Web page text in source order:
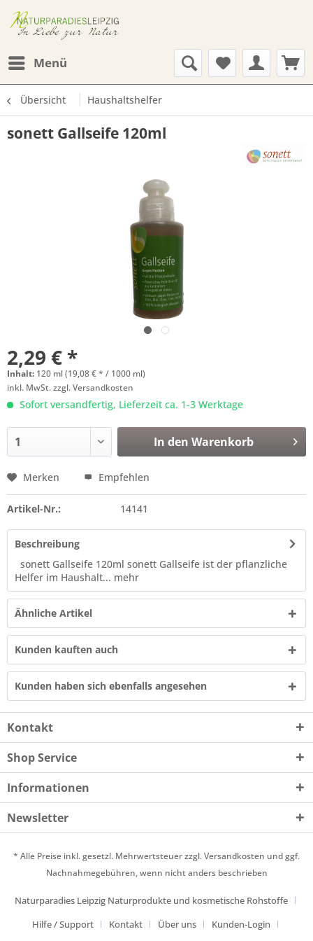
Menü
Übersicht Haushaltshelfer
sonett Gallseife 120ml
2,29 € *
Inhalt: 120 ml (19,08 € * / 1000 ml)
inkl. MwSt.zzgl. Versandkosten
Sofort versandfertig, Lieferzeit ca. 1-3 Werktage
In den Warenkorb
Merken Empfehlen
Artikel-Nr.: 14141
Beschreibung
sonett Gallseife 120ml sonett Gallseife ist der pflanzliche
Helfer im Haushalt... mehr
Ähnliche Artikel
Kunden kauften auch
Kunden haben sich ebenfalls angesehen
Kontakt
Shop Service
Informationen
Newsletter
* Alle Preise inkl. gesetzl. Mehrwertsteuer zzgl.Versandkosten und ggf.
Nachnahmegebühren, wenn nicht anders beschrieben
Naturparadies Leipzig Naturprodukte und kosmetische Rohstoffe
Hilfe / Support
Kontakt Über uns Kunden-Login